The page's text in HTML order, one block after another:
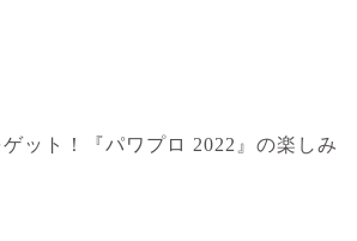
ット！『パワプロ 2022』の楽しみ